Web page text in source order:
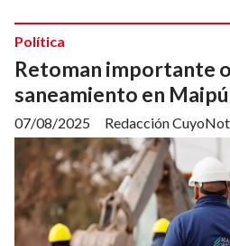
Retoman importante
saneamiento en Maipú
Redacción
Política
07/08/2025